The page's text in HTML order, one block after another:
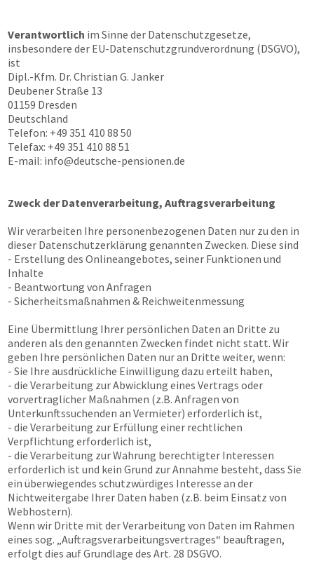
Verantwortlich im Sinne der Datenschutzgesetze,
insbesondere der EU-Datenschutzgrundverordnung (DSGVO),
ist
Dipl.-Kfm. Dr. Christian G. Janker
Deubener Straße 13
01159 Dresden
Deutschland
Telefon: +49 351 410 88 50
Telefax: +49 351 410 88 51
E-mail: info@deutsche-pensionen.de
Zweck der Datenverarbeitung, Auftragsverarbeitung
Wir verarbeiten Ihre personenbezogenen Daten nur zu den in
dieser Datenschutzerklärung genannten Zwecken. Diese sind
- Erstellung des Onlineangebotes, seiner Funktionen und
Inhalte
- Beantwortung von Anfragen
- Sicherheitsmaßnahmen & Reichweitenmessung
Eine Übermittlung Ihrer persönlichen Daten an Dritte zu
anderen als den genannten Zwecken findet nicht statt. Wir
geben Ihre persönlichen Daten nur an Dritte weiter, wenn:
- Sie Ihre ausdrückliche Einwilligung dazu erteilt haben,
- die Verarbeitung zur Abwicklung eines Vertrags oder
vorvertraglicher Maßnahmen (z.B. Anfragen von
Unterkunftssuchenden an Vermieter) erforderlich ist,
- die Verarbeitung zur Erfüllung einer rechtlichen
Verpflichtung erforderlich ist,
- die Verarbeitung zur Wahrung berechtigter Interessen
erforderlich ist und kein Grund zur Annahme besteht, dass Sie
ein überwiegendes schutzwürdiges Interesse an der
Nichtweitergabe Ihrer Daten haben (z.B. beim Einsatz von
Webhostern).
Wenn wir Dritte mit der Verarbeitung von Daten im Rahmen
eines sog. „Auftragsverarbeitungsvertrages“ beauftragen,
erfolgt dies auf Grundlage des Art. 28 DSGVO.